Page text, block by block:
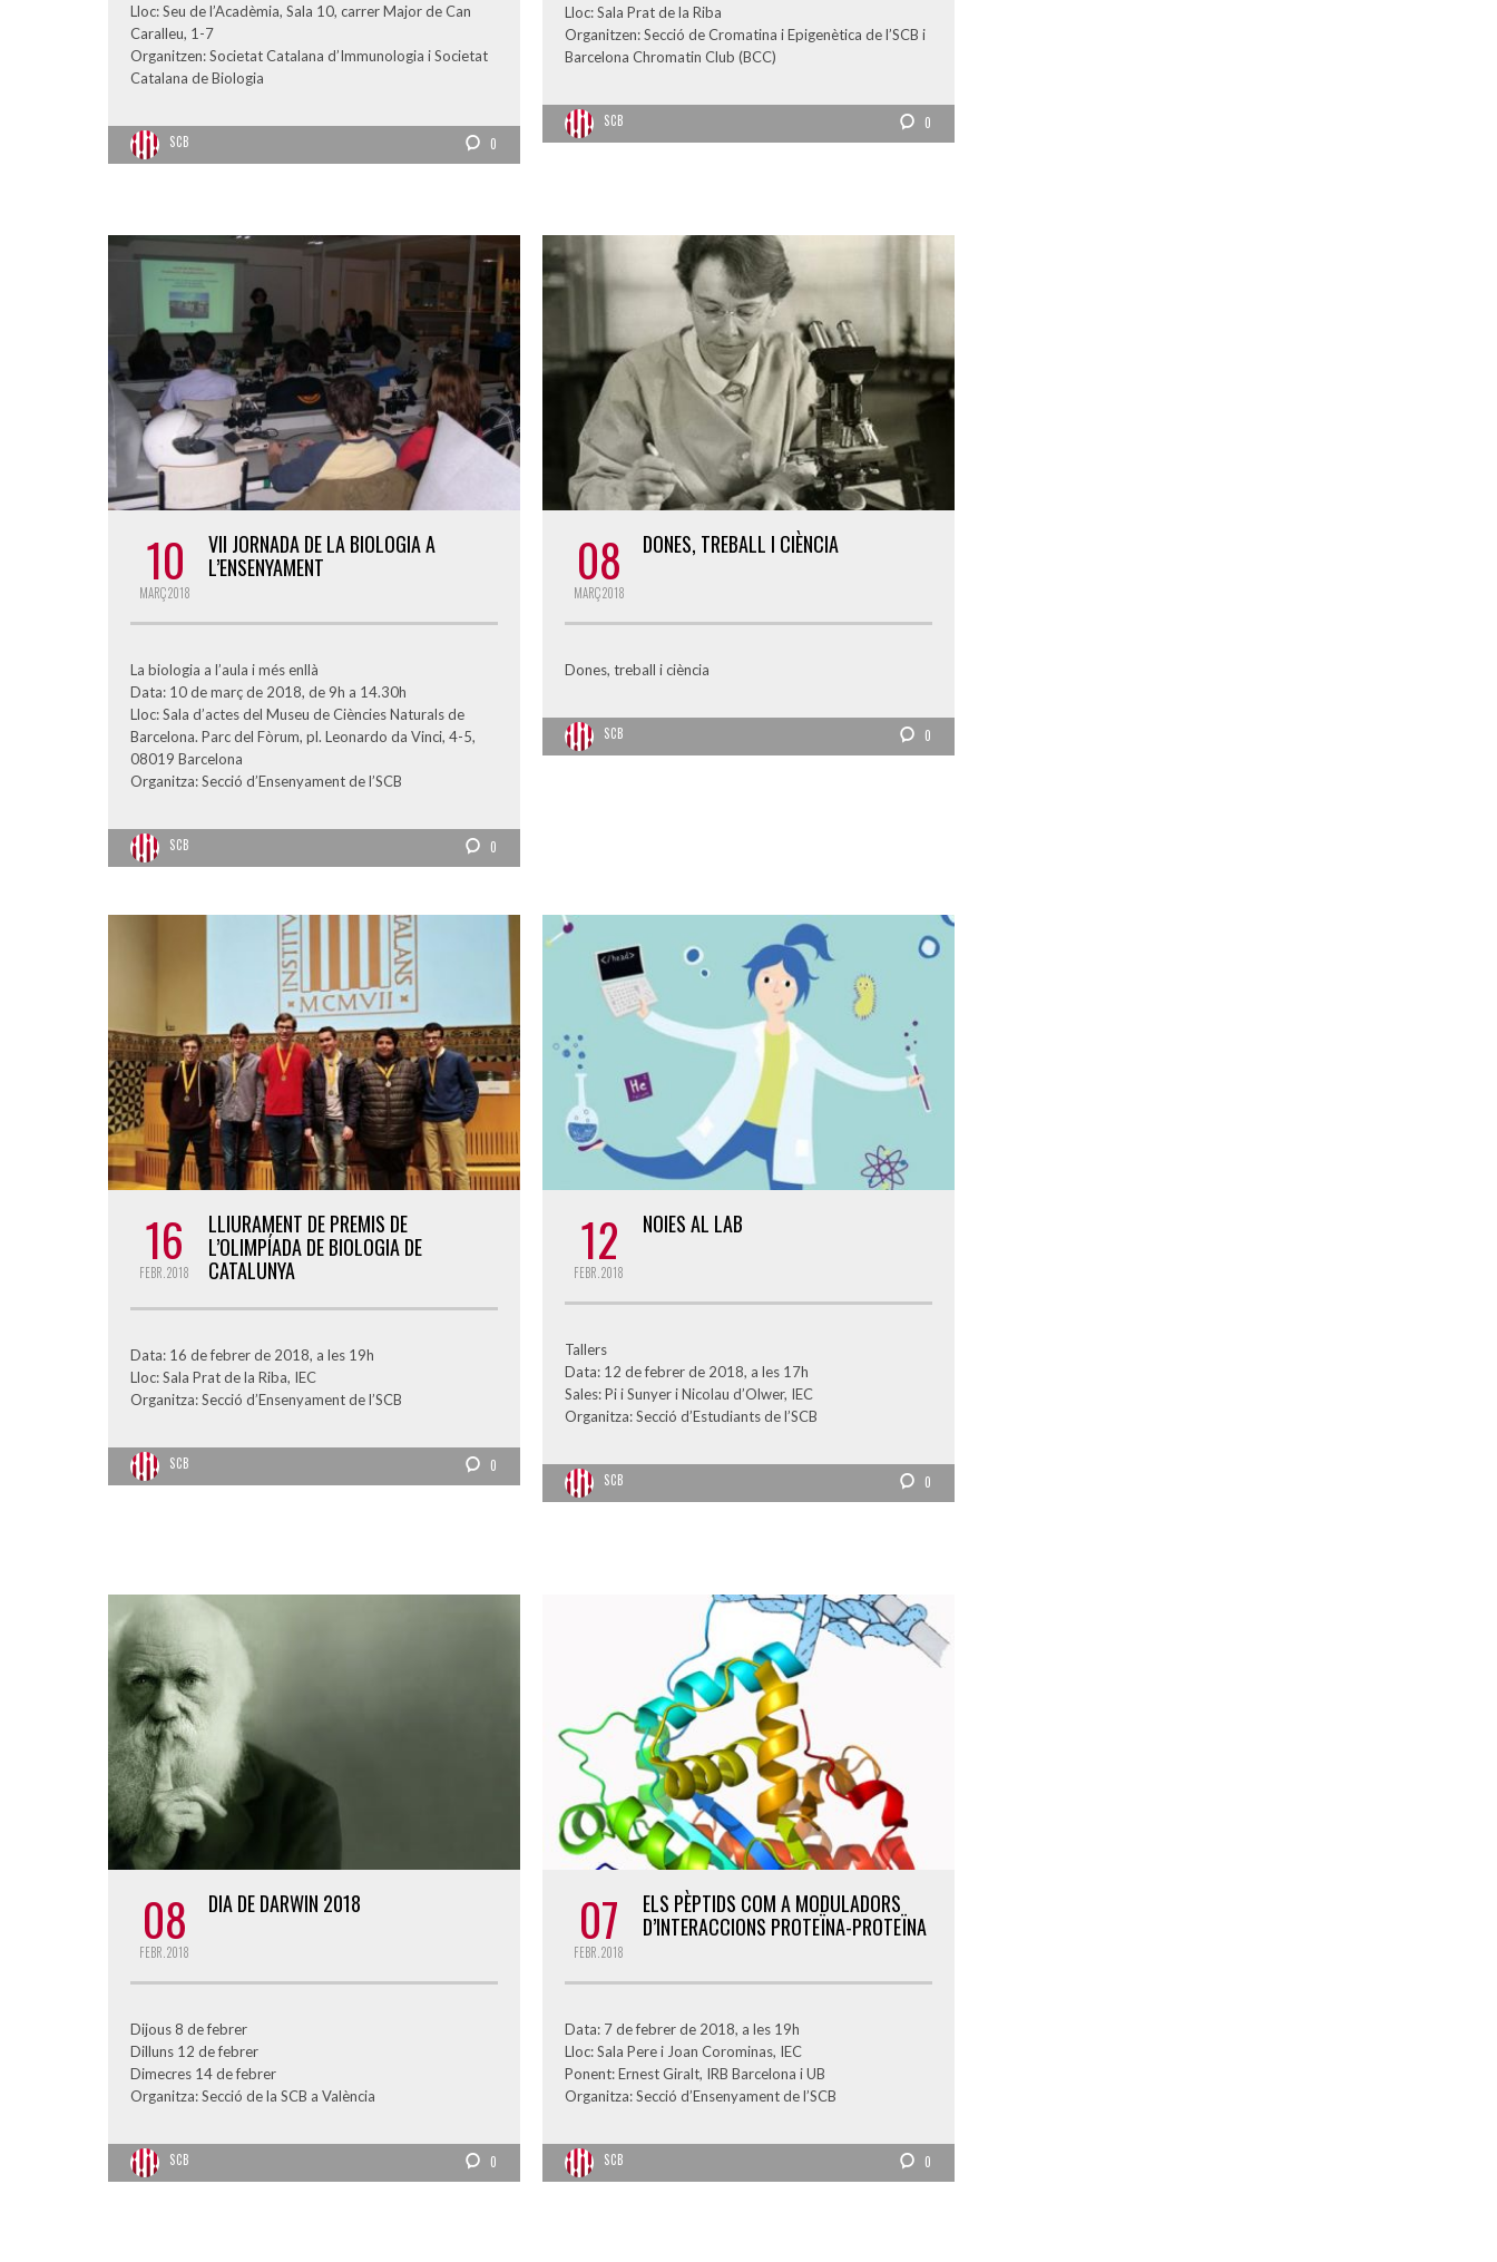
Lloc: Seu de l’Acadèmia, Sala 10, carrer Major de Can
Caralleu, 1-7
Organitzen: Societat Catalana d’Immunologia i Societat
Catalana de Biologia
SCB 0
Lloc: Sala Prat de la Riba
Organitzen: Secció de Cromatina i Epigenètica de l’SCB i
Barcelona Chromatin Club (BCC)
SCB 0
10
MARÇ2018
VII JORNADA DE LA BIOLOGIA A
L’ENSENYAMENT
La biologia a l’aula i més enllà
Data: 10 de març de 2018, de 9h a 14.30h
Lloc: Sala d’actes del Museu de Ciències Naturals de
Barcelona. Parc del Fòrum, pl. Leonardo da Vinci, 4-5,
08019 Barcelona
Organitza: Secció d’Ensenyament de l’SCB
SCB 0
08
MARÇ2018
DONES, TREBALL I CIÈNCIA
Dones, treball i ciència
SCB 0
16
FEBR. 2018
LLIURAMENT DE PREMIS DE
L’OLIMPÍADA DE BIOLOGIA DE
CATALUNYA
Data: 16 de febrer de 2018, a les 19h
Lloc: Sala Prat de la Riba, IEC
Organitza: Secció d’Ensenyament de l’SCB
SCB 0
12
FEBR. 2018
NOIES AL LAB
Tallers
Data: 12 de febrer de 2018, a les 17h
Sales: Pi i Sunyer i Nicolau d’Olwer, IEC
Organitza: Secció d’Estudiants de l’SCB
SCB 0
08
FEBR. 2018
DIA DE DARWIN 2018
Dijous 8 de febrer
Dilluns 12 de febrer
Dimecres 14 de febrer
Organitza: Secció de la SCB a València
SCB 0
07
FEBR. 2018
ELS PÈPTIDS COM A MODULADORS
D’INTERACCIONS PROTEÏNA-PROTEÏNA
Data: 7 de febrer de 2018, a les 19h
Lloc: Sala Pere i Joan Corominas, IEC
Ponent: Ernest Giralt, IRB Barcelona i UB
Organitza: Secció d’Ensenyament de l’SCB
SCB 0